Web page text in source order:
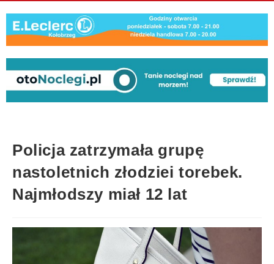
Policja zatrzymała grupę
nastoletnich złodziei torebek.
Najmłodszy miał 12 lat